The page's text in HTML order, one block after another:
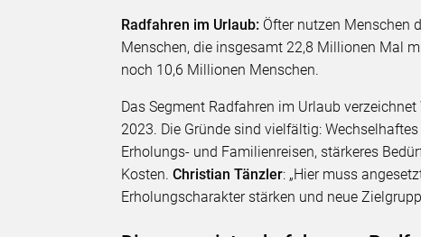
Radfahren im Urlaub: Öfter nutzen Menschen
Menschen, die insgesamt 22,8 Millionen Mal
noch 10,6 Millionen Menschen.
Das Segment Radfahren im Urlaub
2023. Die Gründe sind vielfältig:
Erholungs- und Familienreisen, stärkeres
Kosten.Christian Tänzler: „Hier muss
Erholungscharakter stärken und neue